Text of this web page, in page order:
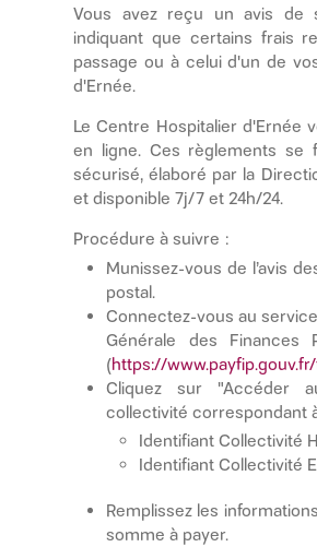
Vous avez reçu un avis de
indiquant que certains frais
passage ou à celui d'un de
d'Ernée.
Le Centre Hospitalier d'Ernée
en ligne. Ces règlements se
sécurisé, élaboré par la
et disponible 7j/7 et 24h/24.
Procédure à suivre :
Munissez-vous de l’avis
postal.
Connectez-vous au
Générale des
(https://
Cliquez sur "Accéder
collectivité correspondant
Identifiant Collectivité
Identifiant Collectivité
Remplissez les
somme à payer.